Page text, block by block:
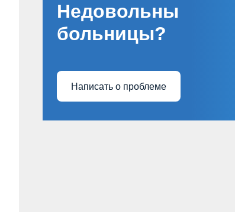
Недовольны
больницы?
Написать о проблеме